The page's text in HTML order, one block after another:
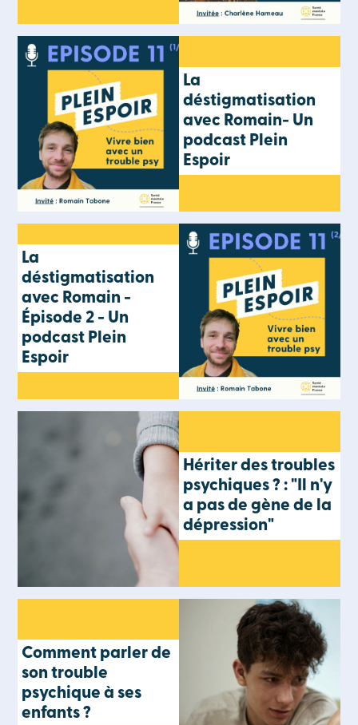
La
déstigmatisation
avec Romain- Un
podcast Plein
Espoir
La
déstigmatisation
avec Romain -
Épisode 2 - Un
podcast Plein
Espoir
Hériter des troubles
psychiques ? : "Il n'y
a pas de gène de la
dépression"
Comment parler de
son trouble
psychique à ses
enfants ?